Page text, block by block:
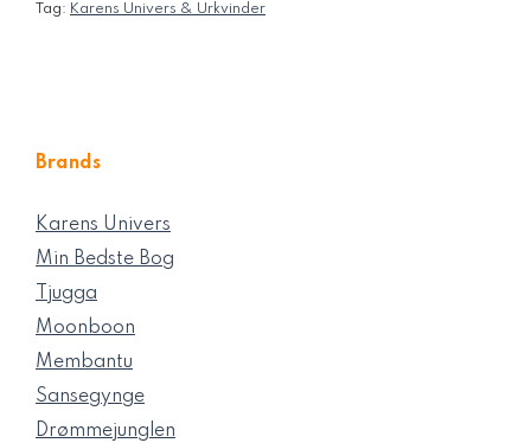
Tag: Karens Univers & Urkvinder
Brands
Karens Univers
Min Bedste Bog
Tjugga
Moonboon
Membantu
Sansegynge
Drømmejunglen